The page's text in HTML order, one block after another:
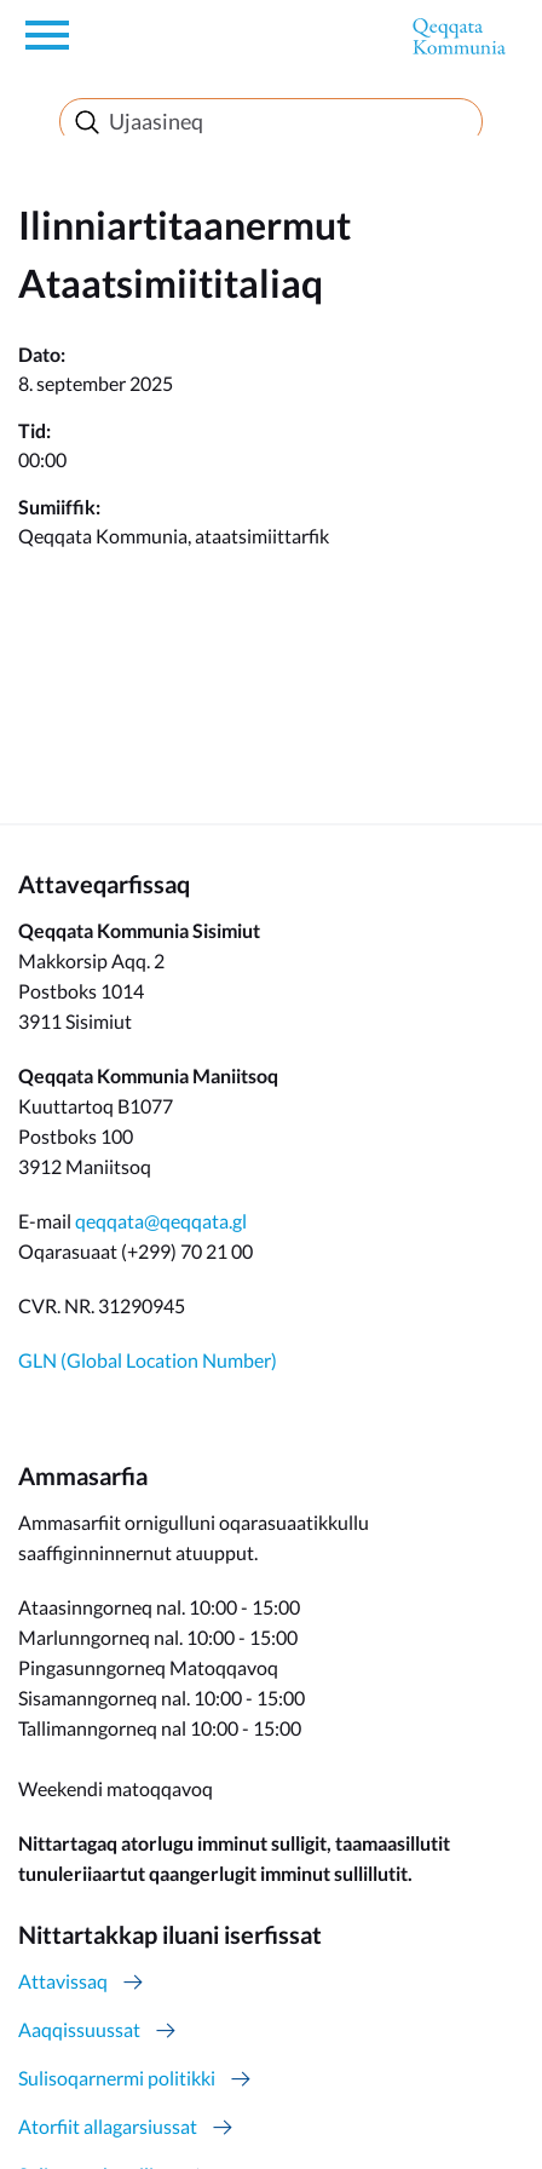
en
Innuttaasunut
Inuussutissarsiorneq
Politikki
Takornariat
Imminut sullinneq
Kommunimi pilersaarut
Ilinniartitaanermut
Ataatsimiititaliaq
Dato:
8. september 2025
Tid:
00:00
Sumiiffik:
Qeqqata Kommunia, ataatsimiittarfik
Attaveqarfissaq
Qeqqata Kommunia Sisimiut
Makkorsip Aqq. 2
Postboks 1014
3911 Sisimiut
Qeqqata Kommunia Maniitsoq
Kuuttartoq B1077
Postboks 100
3912 Maniitsoq
E-mail qeqqata@qeqqata.gl
Oqarasuaat (+299) 70 21 00
CVR. NR. 31290945
GLN (Global Location Number)
Ammasarfia
Ammasarfiit ornigulluni oqarasuaatikkullu
saaffiginninnernut atuupput.
Ataasinngorneq nal. 10:00 - 15:00
Marlunngorneq nal. 10:00 - 15:00
Pingasunngorneq Matoqqavoq
Sisamanngorneq nal. 10:00 - 15:00
Tallimanngorneq nal 10:00 - 15:00
Weekendi matoqqavoq
Nittartagaq atorlugu imminut sulligit, taamaasillutit
tunuleriiaartut qaangerlugit imminut sullillutit.
Nittartakkap iluani iserfissat
Attavissaq
Aaqqissuussat
Sulisoqarnermi politikki
Atorfiit allagarsiussat